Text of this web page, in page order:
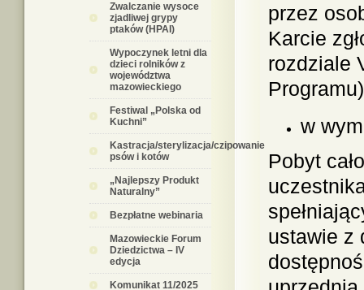
Zwalczanie wysoce
zjadliwej grypy
ptaków (HPAI)
Wypoczynek letni dla
dzieci rolników z
województwa
mazowieckiego
Festiwal „Polska od
Kuchni”
Kastracja/sterylizacja/czipowanie
psów i kotów
„Najlepszy Produkt
Naturalny”
Bezpłatne webinaria
Mazowieckie Forum
Dziedzictwa – IV
edycja
Komunikat 11/2025
przez
Karcie
rozdziale
w
Pobyt
ustawie z